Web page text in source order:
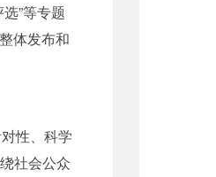
”等专题
体发布和
性、科学
社会公众